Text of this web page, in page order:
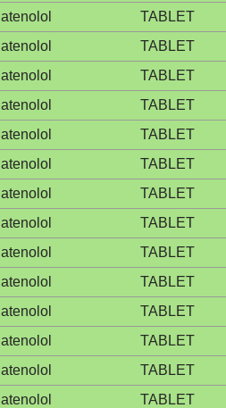
atenolol TABLET
atenolol TABLET
atenolol TABLET
atenolol TABLET
atenolol TABLET
atenolol TABLET
atenolol TABLET
atenolol TABLET
atenolol TABLET
atenolol TABLET
atenolol TABLET
atenolol TABLET
atenolol TABLET
atenolol TABLET